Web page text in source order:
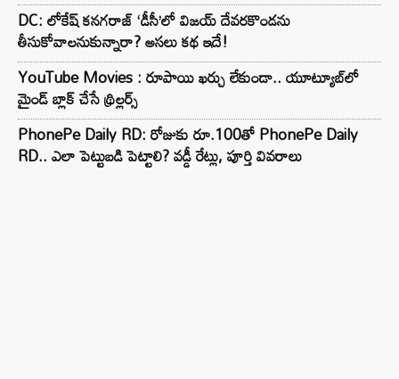
DC: లోకేష్ కనగరాజ్ ‘డీసీ’లో విజయ్ దేవరకొండను
తీసుకోవాలనుకున్నారా? అసలు కథ ఇదే!
YouTube Movies : రూపాయి ఖర్చు లేకుండా.. యూట్యూబ్‌లో
మైండ్ బ్లాక్‌ చేసే థ్రిల్లర్స్‌
PhonePe Daily RD: రోజుకు రూ.100తో PhonePe Daily
RD.. ఎలా పెట్టుబడి పెట్టాలి? వడ్డీ రేట్లు, పూర్తి వివరాలు